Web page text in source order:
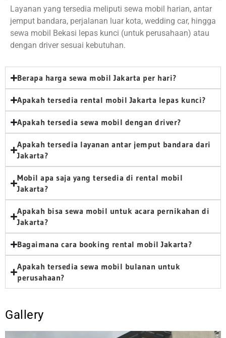
Layanan yang tersedia meliputi sewa mobil harian, antar
jemput bandara, perjalanan luar kota, wedding car, hingga
sewa mobil Bekasi lepas kunci (untuk perusahaan) atau
dengan driver sesuai kebutuhan.
Berapa harga sewa mobil Jakarta per hari?
Apakah tersedia rental mobil Jakarta lepas kunci?
Apakah tersedia sewa mobil dengan driver?
Apakah tersedia layanan antar jemput bandara dari
Jakarta?
Mobil apa saja yang tersedia di rental mobil
Jakarta?
Apakah bisa sewa mobil untuk acara pernikahan di
Jakarta?
Bagaimana cara booking rental mobil Jakarta?
Apakah tersedia sewa mobil bulanan untuk
perusahaan?
Gallery